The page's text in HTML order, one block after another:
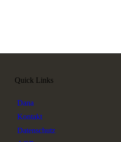
Quick Links
Dana
Kontakt
Datenschutz